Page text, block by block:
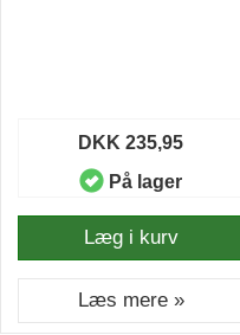
DKK 235,95
På lager
Læg i kurv
Læs mere »